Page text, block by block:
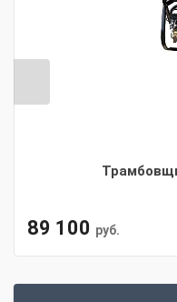
89 100 руб.